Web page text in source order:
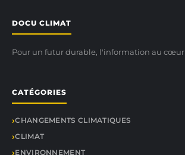
DOCU CLIMAT
Pour un futur durable, l'information au
CATÉGORIES
CHANGEMENTS CLIMATIQUES
CLIMAT
ENVIRONNEMENT